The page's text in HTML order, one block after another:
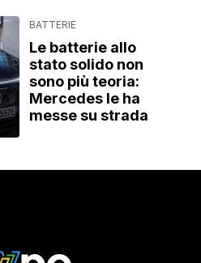
BATTERIE
Le batterie allo
stato solido non
sono più teoria:
Mercedes le ha
messe su strada